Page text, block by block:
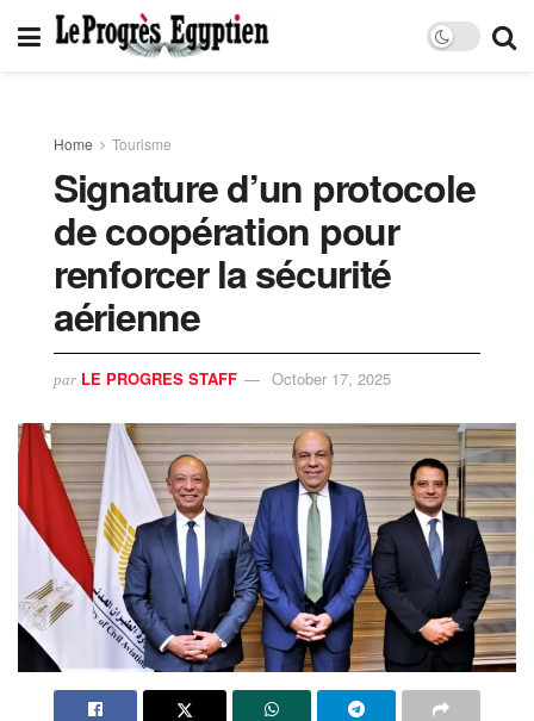
Home Tourisme
Signature d’un protocole
de coopération pour
renforcer la sécurité
aérienne
par LE PROGRES STAFF October 17, 2025